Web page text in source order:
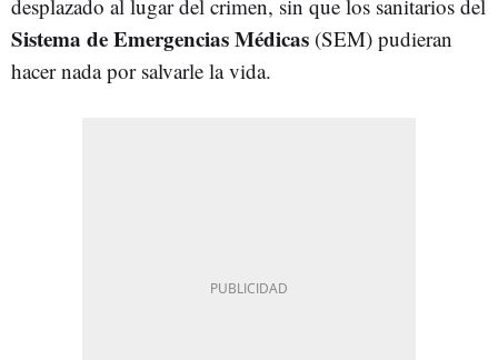
desplazado al lugar del crimen, sin que los sanitarios del
Sistema de Emergencias Médicas (SEM) pudieran
hacer nada por salvarle la vida.